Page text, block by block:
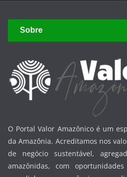
Sobre
O Portal Valor Amazônico é um
da Amazônia. Acreditamos nos
de negócio sustentável,
amazônidas, com